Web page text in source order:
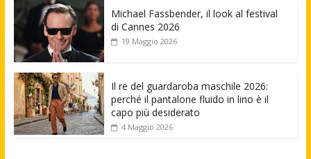
Michael Fassbender, il look al festival
di Cannes 2026
19 Maggio 2026
Il re del guardaroba maschile 2026:
perché il pantalone fluido in lino è il
capo più desiderato
4 Maggio 2026